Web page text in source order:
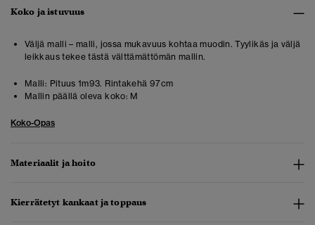
Koko ja istuvuus
Väljä malli – malli, jossa mukavuus kohtaa muodin. Tyylikäs ja väljä
leikkaus tekee tästä välttämättömän mallin.
Malli: Pituus 1m93. Rintakehä 97cm
Mallin päällä oleva koko: M
Koko-Opas
Materiaalit ja hoito
Kierrätetyt kankaat ja toppaus